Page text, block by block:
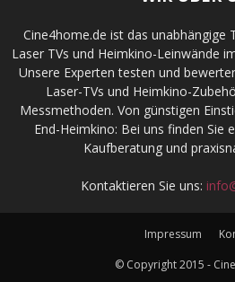
Cine4home.de ist das unabhängige
Laser TVs und Heimkino-Leinwände
Unsere Experten testen und
Laser-TVs und Heimkino-
Messmethoden. Von günstigen
End-Heimkino: Bei uns finden Sie
Kaufberatung und
Kontaktieren Sie uns:
Impressum
© Copyright 2015 -